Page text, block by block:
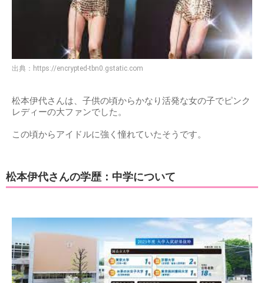
出典： https://encrypted-tbn0.gstatic.com
松本伊代さんは、子供の頃からかなり活発な女の子でピンク
レディーの大ファンでした。
この頃からアイドルに強く憧れていたそうです。
松本伊代さんの学歴：中学について